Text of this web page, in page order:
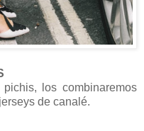
los combinaremos
de canalé.